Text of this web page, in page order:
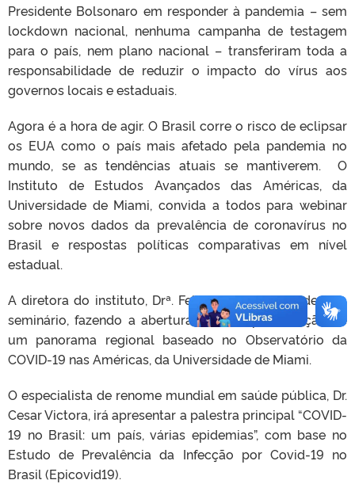
Presidente Bolsonaro em responder à pandemia – sem
lockdown nacional, nenhuma campanha de testagem
para o país, nem plano nacional – transferiram toda a
responsabilidade de reduzir o impacto do vírus aos
governos locais e estaduais.
Agora é a hora de agir. O Brasil corre o risco de eclipsar
os EUA como o país mais afetado pela pandemia no
mundo, se as tendências atuais se mantiverem. O
Instituto de Estudos Avançados das Américas, da
Universidade de Miami, convida a todos para webinar
sobre novos dados da prevalência de coronavírus no
Brasil e respostas políticas comparativas em nível
estadual.
A diretora do instituto, Drª. Felicia Knaul, irá moderar o
seminário, fazendo a abertura com a apresentação de
um panorama regional baseado no Observatório da
COVID-19 nas Américas, da Universidade de Miami.
O especialista de renome mundial em saúde pública, Dr.
Cesar Victora, irá apresentar a palestra principal “COVID-
19 no Brasil: um país, várias epidemias”, com base no
Estudo de Prevalência da Infecção por Covid-19 no
Brasil (Epicovid19).